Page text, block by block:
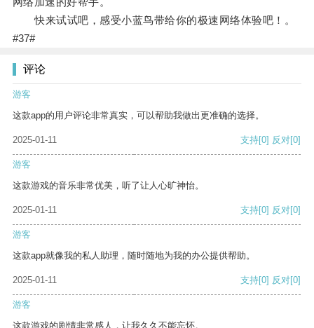
快来试试吧，感受小蓝鸟带给你的极速网络体验吧！。
#37#
评论
游客
这款app的用户评论非常真实，可以帮助我做出更准确的选择。
2025-01-11 支持[0] 反对[0]
游客
这款游戏的音乐非常优美，听了让人心旷神怡。
2025-01-11 支持[0] 反对[0]
游客
这款app就像我的私人助理，随时随地为我的办公提供帮助。
2025-01-11 支持[0] 反对[0]
游客
这款游戏的剧情非常感人，让我久久不能忘怀。